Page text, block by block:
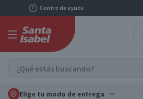
Centro de ayuda
Elige tu modo de entrega